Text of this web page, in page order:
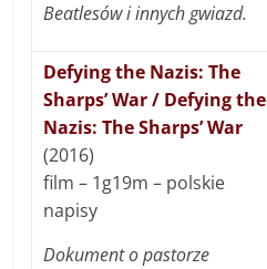
Beatlesów i innych gwiazd.
Defying the Nazis: The
Sharps’ War / Defying the
Nazis: The Sharps’ War
(2016)
film – 1g19m – polskie
napisy
Dokument o pastorze